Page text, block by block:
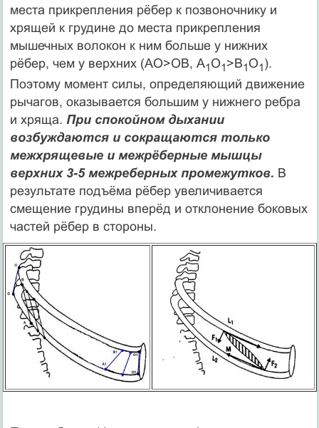
места прикрепления рёбер к позвоночнику и
хрящей к грудине до места прикрепления
мышечных волокон к ним больше у нижних
рёбер, чем у верхних (АО>ОВ, А1О1>В1О1).
Поэтому момент силы, определяющий движение
рычагов, оказывается большим у нижнего ребра
и хряща. При спокойном дыхании
возбуждаются и сокращаются только
межхрящевые и межрёберные мышцы
верхних 3-5 межреберных промежутков. В
результате подъёма рёбер увеличивается
смещение грудины вперёд и отклонение боковых
частей рёбер в стороны.